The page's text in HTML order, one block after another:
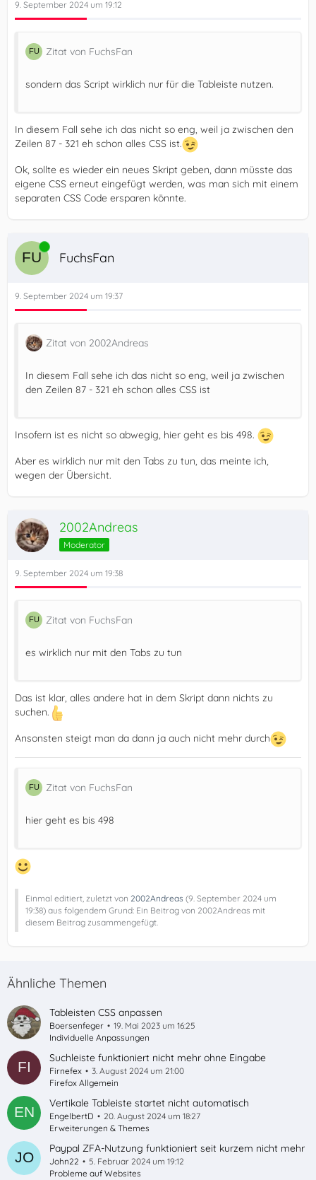
9. September 2024 um 19:12
Zitat von FuchsFan
sondern das Script wirklich nur für die Tableiste nutzen.
In diesem Fall sehe ich das nicht so eng, weil ja zwischen den
Zeilen 87 - 321 eh schon alles CSS ist.
Ok, sollte es wieder ein neues Skript geben, dann müsste das
eigene CSS erneut eingefügt werden, was man sich mit einem
separaten CSS Code ersparen könnte.
Online
FuchsFan
9. September 2024 um 19:37
Zitat von 2002Andreas
In diesem Fall sehe ich das nicht so eng, weil ja zwischen
den Zeilen 87 - 321 eh schon alles CSS ist
Insofern ist es nicht so abwegig, hier geht es bis 498.
Aber es wirklich nur mit den Tabs zu tun, das meinte ich,
wegen der Übersicht.
2002Andreas
Moderator
9. September 2024 um 19:38
Zitat von FuchsFan
es wirklich nur mit den Tabs zu tun
Das ist klar, alles andere hat in dem Skript dann nichts zu
suchen.
Ansonsten steigt man da dann ja auch nicht mehr durch
Zitat von FuchsFan
hier geht es bis 498
Einmal editiert, zuletzt von 2002Andreas (9. September 2024 um
19:38) aus folgendem Grund: Ein Beitrag von 2002Andreas mit
diesem Beitrag zusammengefügt.
Ähnliche Themen
Tableisten CSS anpassen
Boersenfeger
19. Mai 2023 um 16:25
Individuelle Anpassungen
Suchleiste funktioniert nicht mehr ohne Eingabe
Firnefex
3. August 2024 um 21:00
Firefox Allgemein
Vertikale Tableiste startet nicht automatisch
EngelbertD
20. August 2024 um 18:27
Erweiterungen & Themes
Paypal ZFA-Nutzung funktioniert seit kurzem nicht mehr
John22
5. Februar 2024 um 19:12
Probleme auf Websites